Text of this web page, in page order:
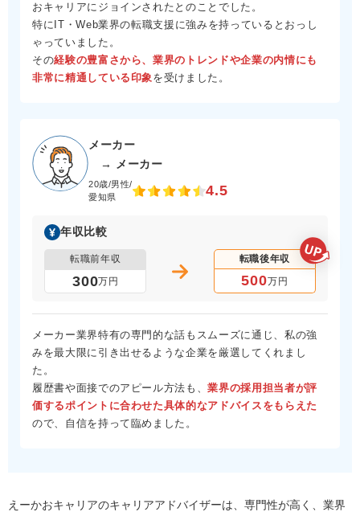
おキャリアにジョインされたとのことでした。
特にIT・Web業界の転職支援に強みを持っているとおっし
ゃっていました。
その経験の豊富さから、業界のトレンドや企業の内情にも
非常に精通している印象を受けました。
メーカー
→ メーカー
20歳/男性/
愛知県
4.5
年収比較
転職前年収
300万円
転職後年収
500万円
メーカー業界特有の専門的な話もスムーズに通じ、私の強
みを最大限に引き出せるような企業を厳選してくれまし
た。
履歴書や面接でのアピール方法も、業界の採用担当者が評
価するポイントに合わせた具体的なアドバイスをもらえた
ので、自信を持って臨めました。
えーかおキャリアのキャリアアドバイザーは、専門性が高く、業界